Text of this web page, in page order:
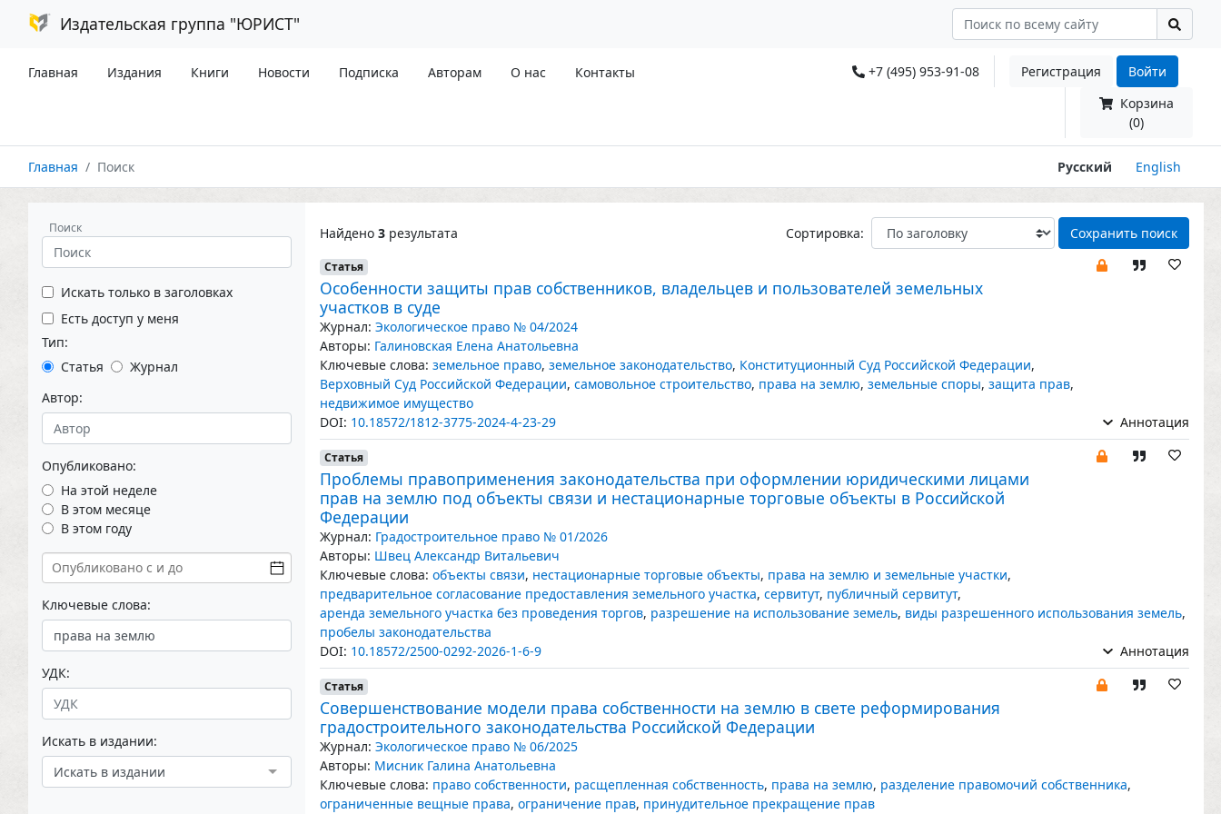
Издательская группа "ЮРИСТ"
Главная Издания Книги Новости Подписка Авторам О нас Контакты +7 (495) 953-91-08 Регистрация
Войти
Корзина
(0)
Главная Поиск Русский English
Поиск
Искать только в заголовках
Есть доступ у меня
Тип:
Статья
Журнал
Автор:
Опубликовано:
На этой неделе
В этом месяце
В этом году
Ключевые слова:
УДК:
Искать в издании:
Искать в издании
Найдено 3 результата Сортировка: Сохранить поиск
Статья
Особенности защиты прав собственников, владельцев и пользователей земельных
участков в суде
Журнал: Экологическое право № 04/2024
Авторы: Галиновская Елена Анатольевна
Ключевые слова: земельное право, земельное законодательство, Конституционный Суд Российской Федерации,
Верховный Суд Российской Федерации, самовольное строительство, права на землю, земельные споры, защита прав,
недвижимое имущество
DOI: 10.18572/1812-3775-2024-4-23-29 Аннотация
Статья
Проблемы правоприменения законодательства при оформлении юридическими лицами
прав на землю под объекты связи и нестационарные торговые объекты в Российской
Федерации
Журнал: Градостроительное право № 01/2026
Авторы: Швец Александр Витальевич
Ключевые слова: объекты связи, нестационарные торговые объекты, права на землю и земельные участки,
предварительное согласование предоставления земельного участка, сервитут, публичный сервитут,
аренда земельного участка без проведения торгов, разрешение на использование земель, виды разрешенного использования земель,
пробелы законодательства
DOI: 10.18572/2500-0292-2026-1-6-9 Аннотация
Статья
Совершенствование модели права собственности на землю в свете реформирования
градостроительного законодательства Российской Федерации
Журнал: Экологическое право № 06/2025
Авторы: Мисник Галина Анатольевна
Ключевые слова: право собственности, расщепленная собственность, права на землю, разделение правомочий собственника,
ограниченные вещные права, ограничение прав, принудительное прекращение прав